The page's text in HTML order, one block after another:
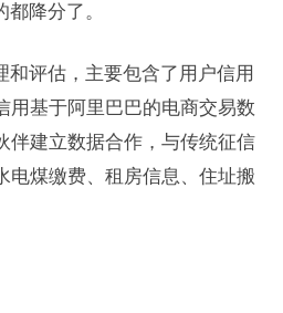
降分了。
评估，主要包含了用户信用
用基于阿里巴巴的电商交易数
伴建立数据合作，与传统征信
电煤缴费、租房信息、住址搬